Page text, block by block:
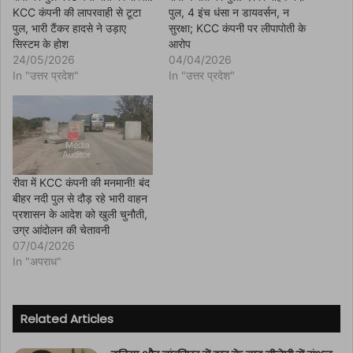
n
e
w
w
n
d
o
)
KCC कंपनी की लापरवाही से टूटा
पुल, भारी टैंकर हादसे ने उड़ाए
सिस्टम के होश
24/05/2026
In "उत्तर प्रदेश"
पुल, 4 इंच धंसा न डायवर्सन, न
सुरक्षा; KCC कंपनी पर लीपापोती के
आरोप
04/04/2026
In "उत्तर प्रदेश"
रीवा में KCC कंपनी की मनमानी! बंद
बीहर नदी पुल से दौड़ रहे भारी वाहन
प्रशासन के आदेश को खुली चुनौती,
उग्र आंदोलन की चेतावनी
07/04/2026
In "अपराध"
Related Articles